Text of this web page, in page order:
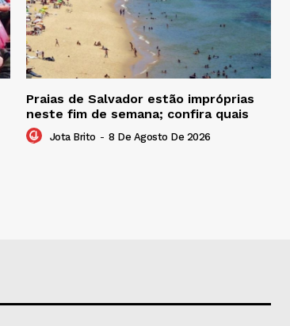
Praias de Salvador estão impróprias
neste fim de semana; confira quais
Jota Brito - 8 De Agosto De 2026